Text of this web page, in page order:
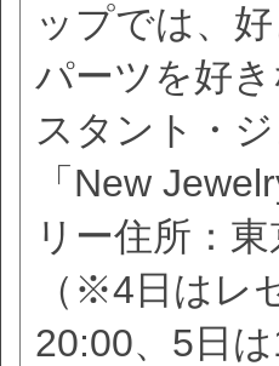
ップでは、
パーツを好
スタント・
「New
リー住所：
（※4日はレ
20:00、5日